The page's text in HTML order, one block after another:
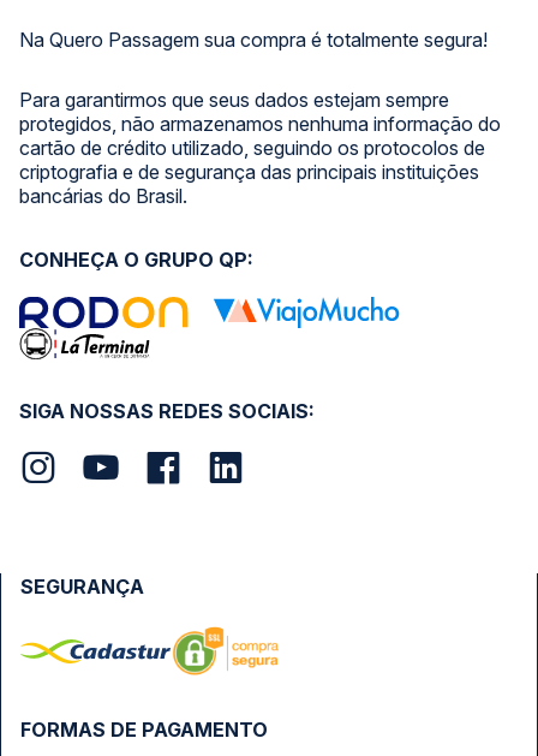
Na Quero Passagem sua compra é totalmente segura!
Para garantirmos que seus dados estejam sempre
protegidos, não armazenamos nenhuma informação do
cartão de crédito utilizado, seguindo os protocolos de
criptografia e de segurança das principais instituições
bancárias do Brasil.
SIGA NOSSAS REDES SOCIAIS:
CONHEÇA O GRUPO QP:
FORMAS DE PAGAMENTO
SEGURANÇA